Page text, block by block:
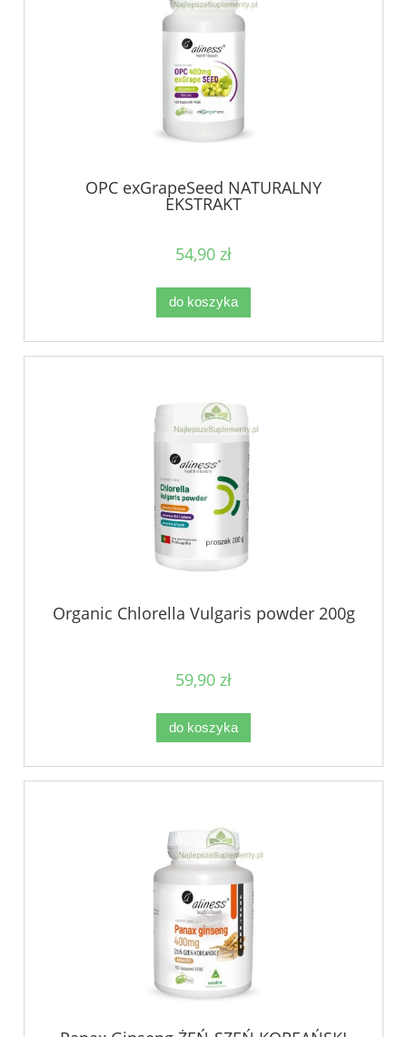
OPC exGrapeSeed NATURALNY
EKSTRAKT
54,90 zł
do koszyka
Organic Chlorella Vulgaris powder 200g
59,90 zł
do koszyka